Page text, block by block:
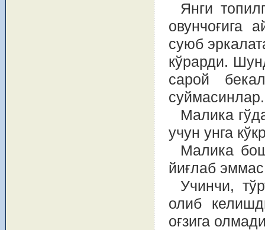
Янги
овунчоғига
суюб
кўрарди.
сарой
суймасинлар.
Малика
учун унга
Малика
йиғлаб
Учинчи,
олиб
оғзига